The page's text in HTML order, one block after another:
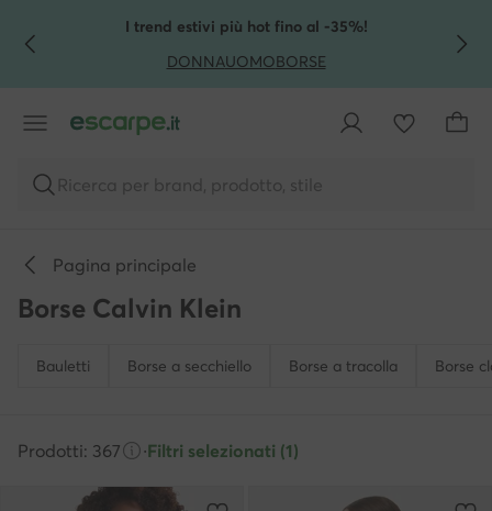
VAI AL CONTENUTO PRINCIPALE
VAI ALLA RICERCASelezione di prodotti a prezzi bassi!
DONNAUOMOBAMBINI
Ricerca per brand, prodotto, stile
Pagina principale
Borse Calvin Klein
Bauletti Borse a secchiello Borse a tracolla Borse
Prodotti: 367 ·Filtri selezionati (1)